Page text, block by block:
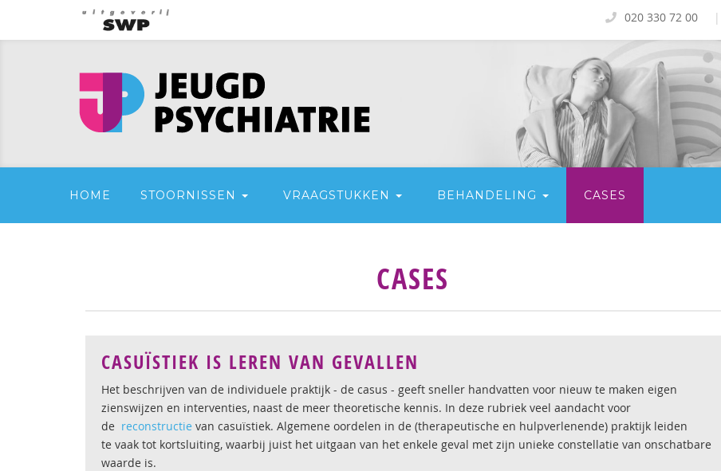
|
020 330 72 00
HOME STOORNISSEN VRAAGSTUKKEN BEHANDELING CASES
CASES
CASUÏSTIEK IS LEREN VAN GEVALLEN
Het beschrijven van de individuele praktijk - de casus - geeft sneller handvatten voor nieuw te maken eigen
zienswijzen en interventies, naast de meer theoretische kennis. In deze rubriek veel aandacht voor
de reconstructie van casuïstiek. Alge­mene oordelen in de (therapeutische en hulpverlenende) praktijk leiden
te vaak tot kortsluiting, waarbij juist het uitgaan van het enkele geval met zijn unieke constellatie van onschatbare
waarde is.